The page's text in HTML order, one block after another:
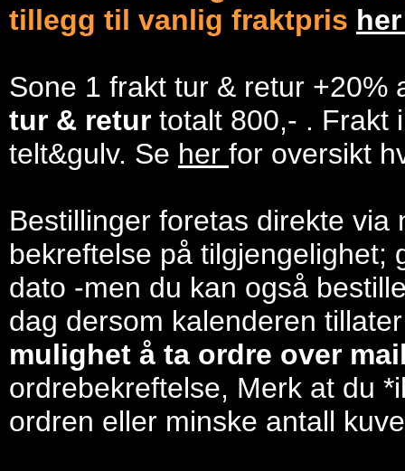
tillegg til vanlig fraktpris
Sone 1 frakt tur & retur +20%
tur & retur totalt 800,- . Frakt
telt&gulv. Se her for oversikt
Bestillinger foretas direkte
bekreftelse på tilgjengelighet;
dato -men du kan også
dag dersom kalenderen
mulighet å ta ordre over
ordrebekreftelse, Merk at du
ordren eller minske antall